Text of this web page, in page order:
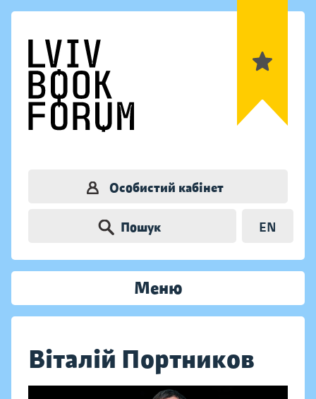
Особистий кабінет
Пошук EN
Меню
Віталій Портников